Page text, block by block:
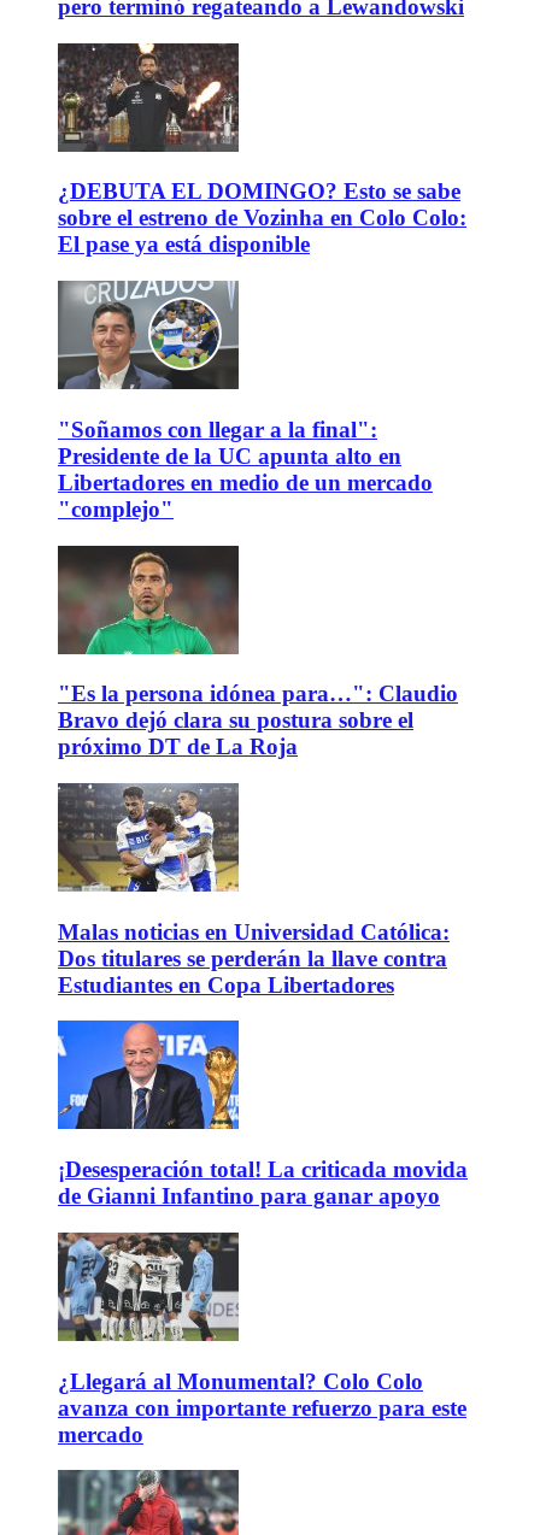
pero terminó regateando a Lewandowski
¿DEBUTA EL DOMINGO? Esto se sabe
sobre el estreno de Vozinha en Colo Colo:
El pase ya está disponible
"Soñamos con llegar a la final":
Presidente de la UC apunta alto en
Libertadores en medio de un mercado
"complejo"
"Es la persona idónea para…": Claudio
Bravo dejó clara su postura sobre el
próximo DT de La Roja
Malas noticias en Universidad Católica:
Dos titulares se perderán la llave contra
Estudiantes en Copa Libertadores
¡Desesperación total! La criticada movida
de Gianni Infantino para ganar apoyo
¿Llegará al Monumental? Colo Colo
avanza con importante refuerzo para este
mercado